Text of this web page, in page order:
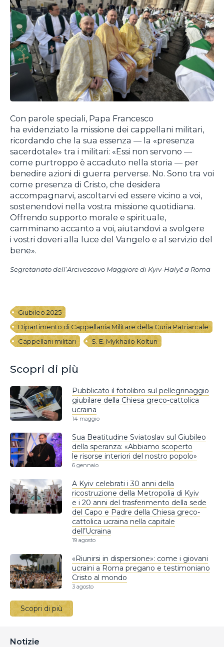
Con parole speciali, Papa Francesco
ha evidenziato la missione dei cappellani militari,
ricordando che la sua essenza — la «presenza
sacerdotale» tra i militari: «Essi non servono —
come purtroppo è accaduto nella storia — per
benedire azioni di guerra perverse. No. Sono tra voi
come presenza di Cristo, che desidera
accompagnarvi, ascoltarvi ed essere vicino a voi,
sostenendovi nella vostra missione quotidiana.
Offrendo supporto morale e spirituale,
camminano accanto a voi, aiutandovi a svolgere
i vostri doveri alla luce del Vangelo e al servizio del
bene».
Segretariato dell’Arcivescovo Maggiore di Kyiv-Halyč a Roma
Giubileo 2025
Dipartimento di Cappellania Militare della Curia Patriarcale
Cappellani militari
S. E. Mykhailo Koltun
Scopri di più
Pubblicato il fotolibro sul pellegrinaggio
giubilare della Chiesa greco-cattolica
ucraina
14 maggio
Sua Beatitudine Sviatoslav sul Giubileo
della speranza: «Abbiamo scoperto
le risorse interiori del nostro popolo»
6 gennaio
A Kyiv celebrati i 30 anni della
ricostruzione della Metropolia di Kyiv
e i 20 anni del trasferimento della sede
del Capo e Padre della Chiesa greco-
cattolica ucraina nella capitale
dell’Ucraina
19 agosto
«Riunirsi in dispersione»: come i giovani
ucraini a Roma pregano e testimoniano
Cristo al mondo
3 agosto
Scopri di più
Notizie